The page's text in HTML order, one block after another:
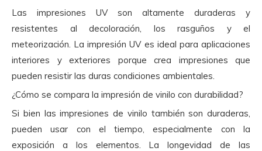
Las impresiones UV son altamente duraderas y
resistentes al decoloración, los rasguños y el
meteorización. La impresión UV es ideal para aplicaciones
interiores y exteriores porque crea impresiones que
pueden resistir las duras condiciones ambientales.
¿Cómo se compara la impresión de vinilo con durabilidad?
Si bien las impresiones de vinilo también son duraderas,
pueden usar con el tiempo, especialmente con la
exposición a los elementos. La longevidad de las